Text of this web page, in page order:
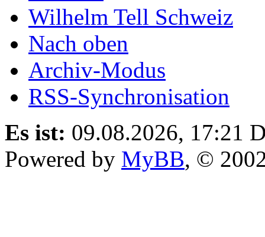
Wilhelm Tell Schweiz
Nach oben
Archiv-Modus
RSS-Synchronisation
Es ist: 09.08.2026, 17:21
Powered by MyBB, ©